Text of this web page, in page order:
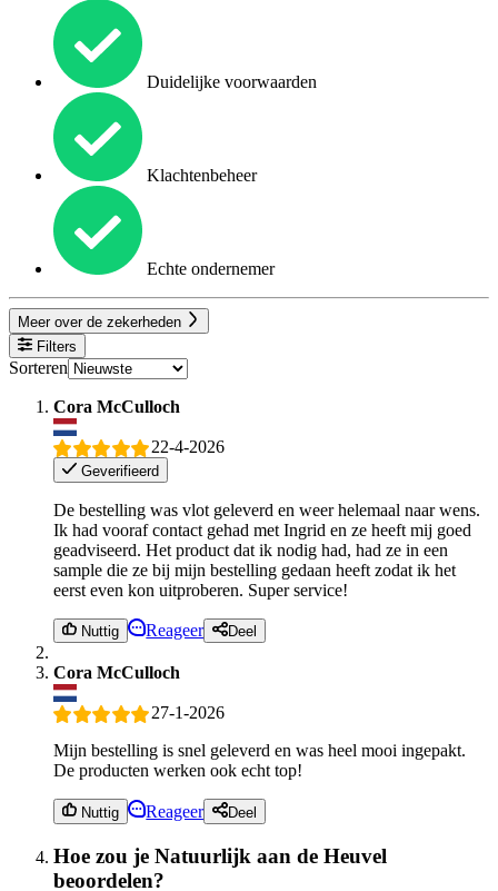
Duidelijke voorwaarden
Klachtenbeheer
Echte ondernemer
Meer over de zekerheden
Filters
Sorteren
Cora McCulloch
22-4-2026
Geverifieerd
De bestelling was vlot geleverd en weer helemaal naar wens.
Ik had vooraf contact gehad met Ingrid en ze heeft mij goed
geadviseerd. Het product dat ik nodig had, had ze in een
sample die ze bij mijn bestelling gedaan heeft zodat ik het
eerst even kon uitproberen. Super service!
Nuttig Reageer Deel
Cora McCulloch
27-1-2026
Mijn bestelling is snel geleverd en was heel mooi ingepakt.
De producten werken ook echt top!
Nuttig Reageer Deel
Hoe zou je Natuurlijk aan de Heuvel
beoordelen?